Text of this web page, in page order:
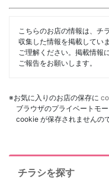
こちらのお店の情報は、チ
収集した情報を掲載してい
ご理解ください。掲載情報
ご報告をお願いします。
※お気に入りのお店の保存に
ブラウザのプライベートモ
cookie が保存されませんの
チラシを探す